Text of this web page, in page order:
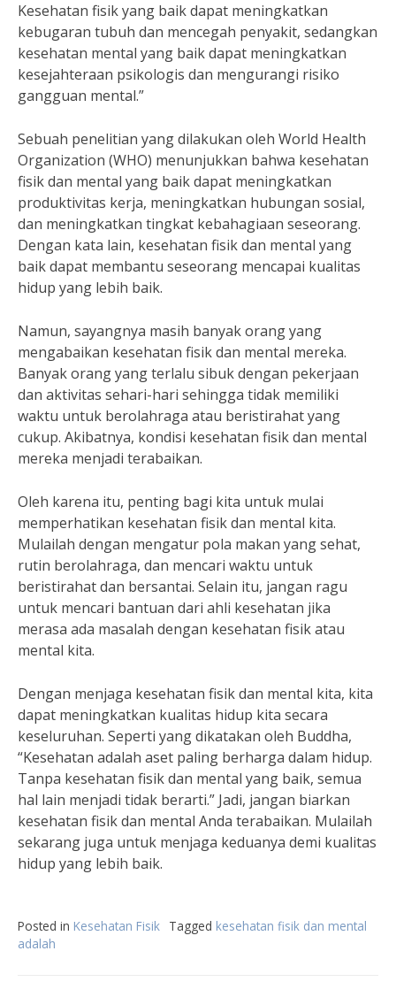
Kesehatan fisik yang baik dapat meningkatkan
kebugaran tubuh dan mencegah penyakit, sedangkan
kesehatan mental yang baik dapat meningkatkan
kesejahteraan psikologis dan mengurangi risiko
gangguan mental.”
Sebuah penelitian yang dilakukan oleh World Health
Organization (WHO) menunjukkan bahwa kesehatan
fisik dan mental yang baik dapat meningkatkan
produktivitas kerja, meningkatkan hubungan sosial,
dan meningkatkan tingkat kebahagiaan seseorang.
Dengan kata lain, kesehatan fisik dan mental yang
baik dapat membantu seseorang mencapai kualitas
hidup yang lebih baik.
Namun, sayangnya masih banyak orang yang
mengabaikan kesehatan fisik dan mental mereka.
Banyak orang yang terlalu sibuk dengan pekerjaan
dan aktivitas sehari-hari sehingga tidak memiliki
waktu untuk berolahraga atau beristirahat yang
cukup. Akibatnya, kondisi kesehatan fisik dan mental
mereka menjadi terabaikan.
Oleh karena itu, penting bagi kita untuk mulai
memperhatikan kesehatan fisik dan mental kita.
Mulailah dengan mengatur pola makan yang sehat,
rutin berolahraga, dan mencari waktu untuk
beristirahat dan bersantai. Selain itu, jangan ragu
untuk mencari bantuan dari ahli kesehatan jika
merasa ada masalah dengan kesehatan fisik atau
mental kita.
Dengan menjaga kesehatan fisik dan mental kita, kita
dapat meningkatkan kualitas hidup kita secara
keseluruhan. Seperti yang dikatakan oleh Buddha,
“Kesehatan adalah aset paling berharga dalam hidup.
Tanpa kesehatan fisik dan mental yang baik, semua
hal lain menjadi tidak berarti.” Jadi, jangan biarkan
kesehatan fisik dan mental Anda terabaikan. Mulailah
sekarang juga untuk menjaga keduanya demi kualitas
hidup yang lebih baik.
Posted in Kesehatan Fisik Tagged kesehatan fisik dan mental
adalah